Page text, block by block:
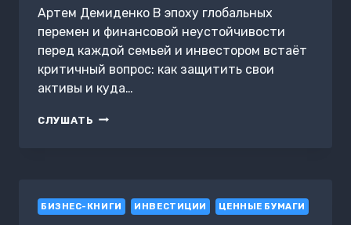
Артем Демиденко В эпоху глобальных
перемен и финансовой неустойчивости
перед каждой семьей и инвестором встаёт
критичный вопрос: как защитить свои
активы и куда…
СЛУШАТЬ АЛЬТЕРНАТИВЫ
ЭПОХУ
БИЗНЕС-КНИГИ ИНВЕСТИЦИИ ЦЕННЫЕ БУМАГИ